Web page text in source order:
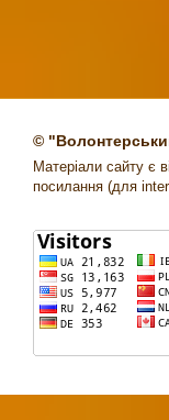
©
Матеріали сайту є
посилання (для